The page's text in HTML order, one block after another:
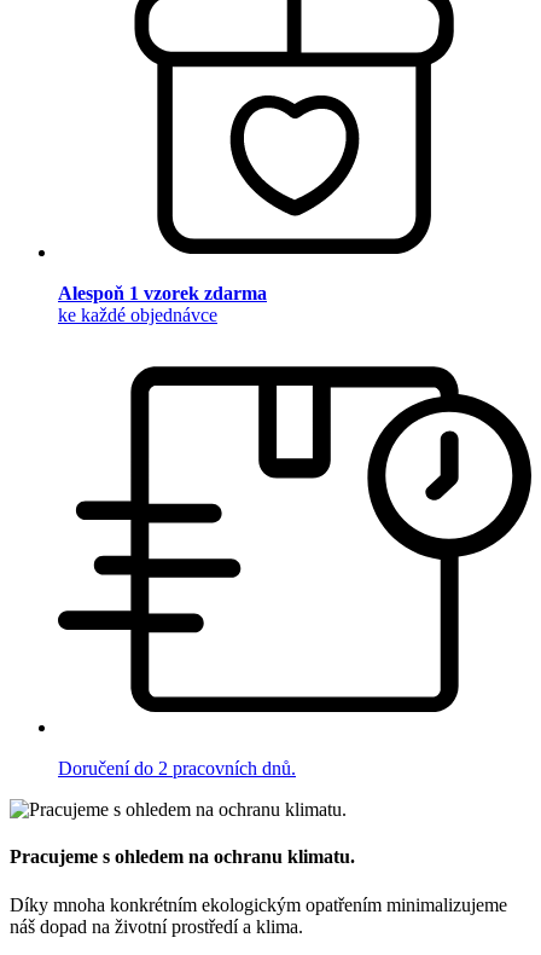
Alespoň 1 vzorek zdarma
ke každé objednávce
Doručení do 2 pracovních dnů.
Pracujeme s ohledem na ochranu klimatu.
Díky mnoha konkrétním ekologickým opatřením minimalizujeme
náš dopad na životní prostředí a klima.